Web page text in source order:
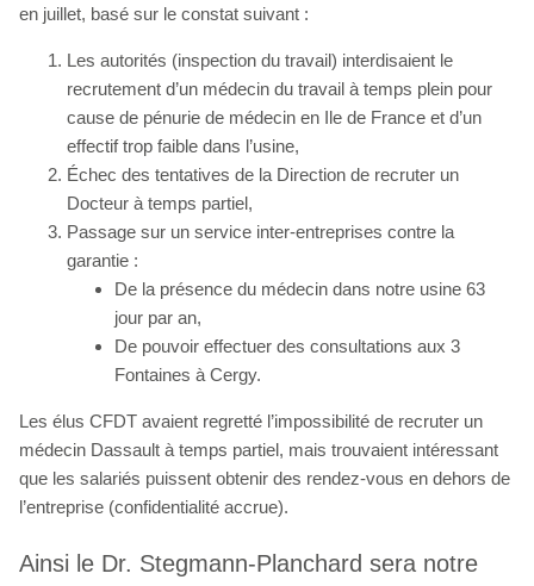
en juillet, basé sur le constat suivant :
Les autorités (inspection du travail) interdisaient le
recrutement d’un médecin du travail à temps plein pour
cause de pénurie de médecin en Ile de France et d’un
effectif trop faible dans l’usine,
Échec des tentatives de la Direction de recruter un
Docteur à temps partiel,
Passage sur un service inter-entreprises contre la
garantie :
De la présence du médecin dans notre usine 63
jour par an,
De pouvoir effectuer des consultations aux 3
Fontaines à Cergy.
Les élus CFDT avaient regretté l’impossibilité de recruter un
médecin Dassault à temps partiel, mais trouvaient intéressant
que les salariés puissent obtenir des rendez-vous en dehors de
l’entreprise (confidentialité accrue).
Ainsi le Dr. Stegmann-Planchard sera notre